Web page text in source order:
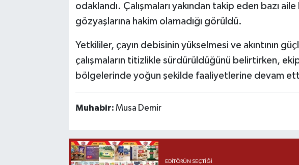
odaklandı. Çalışmaları yakından takip eden bazı
gözyaşlarına hakim olamadığı görüldü.
Yetkililer, çayın debisinin yükselmesi ve akıntının
çalışmaların titizlikle sürdürüldüğünü belirtirken,
bölgelerinde yoğun şekilde faaliyetlerine devam
Muhabir: Musa Demir
EDITÖRÜN SEÇTIĞI